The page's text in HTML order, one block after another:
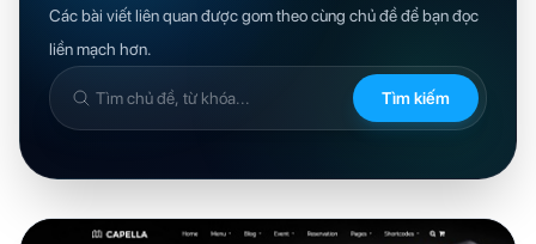
Các bài viết liên quan được gom theo cùng chủ đề để bạn đọc
liền mạch hơn.
Tìm
trong
thức
Tìm kiếm